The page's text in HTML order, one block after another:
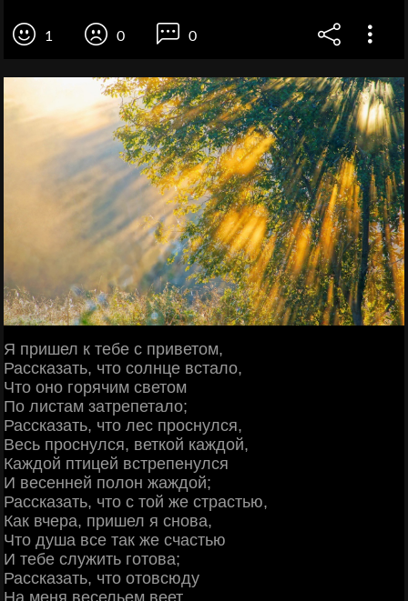
1 0 0
Я пришел к тебе с приветом,
Рассказать, что солнце встало,
Что оно горячим светом
По листам затрепетало;
Рассказать, что лес проснулся,
Весь проснулся, веткой каждой,
Каждой птицей встрепенулся
И весенней полон жаждой;
Рассказать, что с той же страстью,
Как вчера, пришел я снова,
Что душа все так же счастью
И тебе служить готова;
Рассказать, что отовсюду
На меня весельем веет,